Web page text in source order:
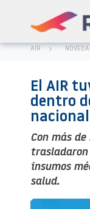
AIR
El AIR
dentro
Con más
trasladaron
insumos
salud.